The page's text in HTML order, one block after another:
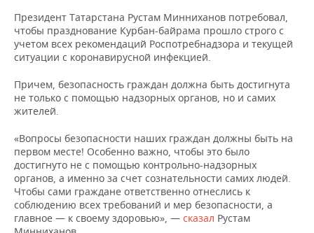
КОРОЛИ ГОСЗАКАЗА ПФО
ВУЗЫ ТАТАРСТАНА
КОМУ ПРИНАДЛЕЖАТ
ТОРГОВЫЕ ЦЕНТРЫ
ТАТАРСТАНА
ФИНАНСЫ
БАНКИ
БЮДЖЕТ
НОВОСТИ
ПРОМЫШЛЕННОСТИ
АГРОПРОМ
МАШИНОСТРОЕНИЕ
НЕФТЕХИМИЯ
НЕФТЬ
ОПК
ЭНЕРГЕТИКА
НЕДВИЖИМОСТЬ
НОВОСТИ НЕДВИЖИМОСТИ
АВТО
НОВОСТИ АВТО
БИЗНЕС
РОЗНИЧНАЯ ТОРГОВЛЯ
ТРАНСПОРТ
УСЛУГИ
НОВОСТИ ТЕХНОЛОГИЙ
IT
МЕДИА
МЕРОПРИЯТИЯ
НОВОСТИ МЕРОПРИЯТИЙ
ВЫЕЗДНАЯ РЕДАКЦИЯ
СПОРТ
НОВОСТИ СПОРТА
ОБЩЕСТВО
Президент Татарстана Рустам Минниханов потребовал,
чтобы празднование Курбан-байрама прошло строго с
учетом всех рекомендаций Роспотребнадзора и текущей
ситуации с коронавирусной инфекцией.
Причем, безопасность граждан должна быть достигнута
не только с помощью надзорных органов, но и самих
жителей.
«Вопросы безопасности наших граждан должны быть на
первом месте! Особенно важно, чтобы это было
достигнуто не с помощью контрольно-надзорных
органов, а именно за счет сознательности самих людей.
Чтобы сами граждане ответственно отнеслись к
соблюдению всех требований и мер безопасности, а
главное — к своему здоровью», — сказал Рустам